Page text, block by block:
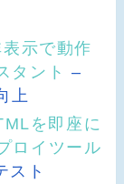
示で動作
タント –
上
を即座に
ロイツール
スト